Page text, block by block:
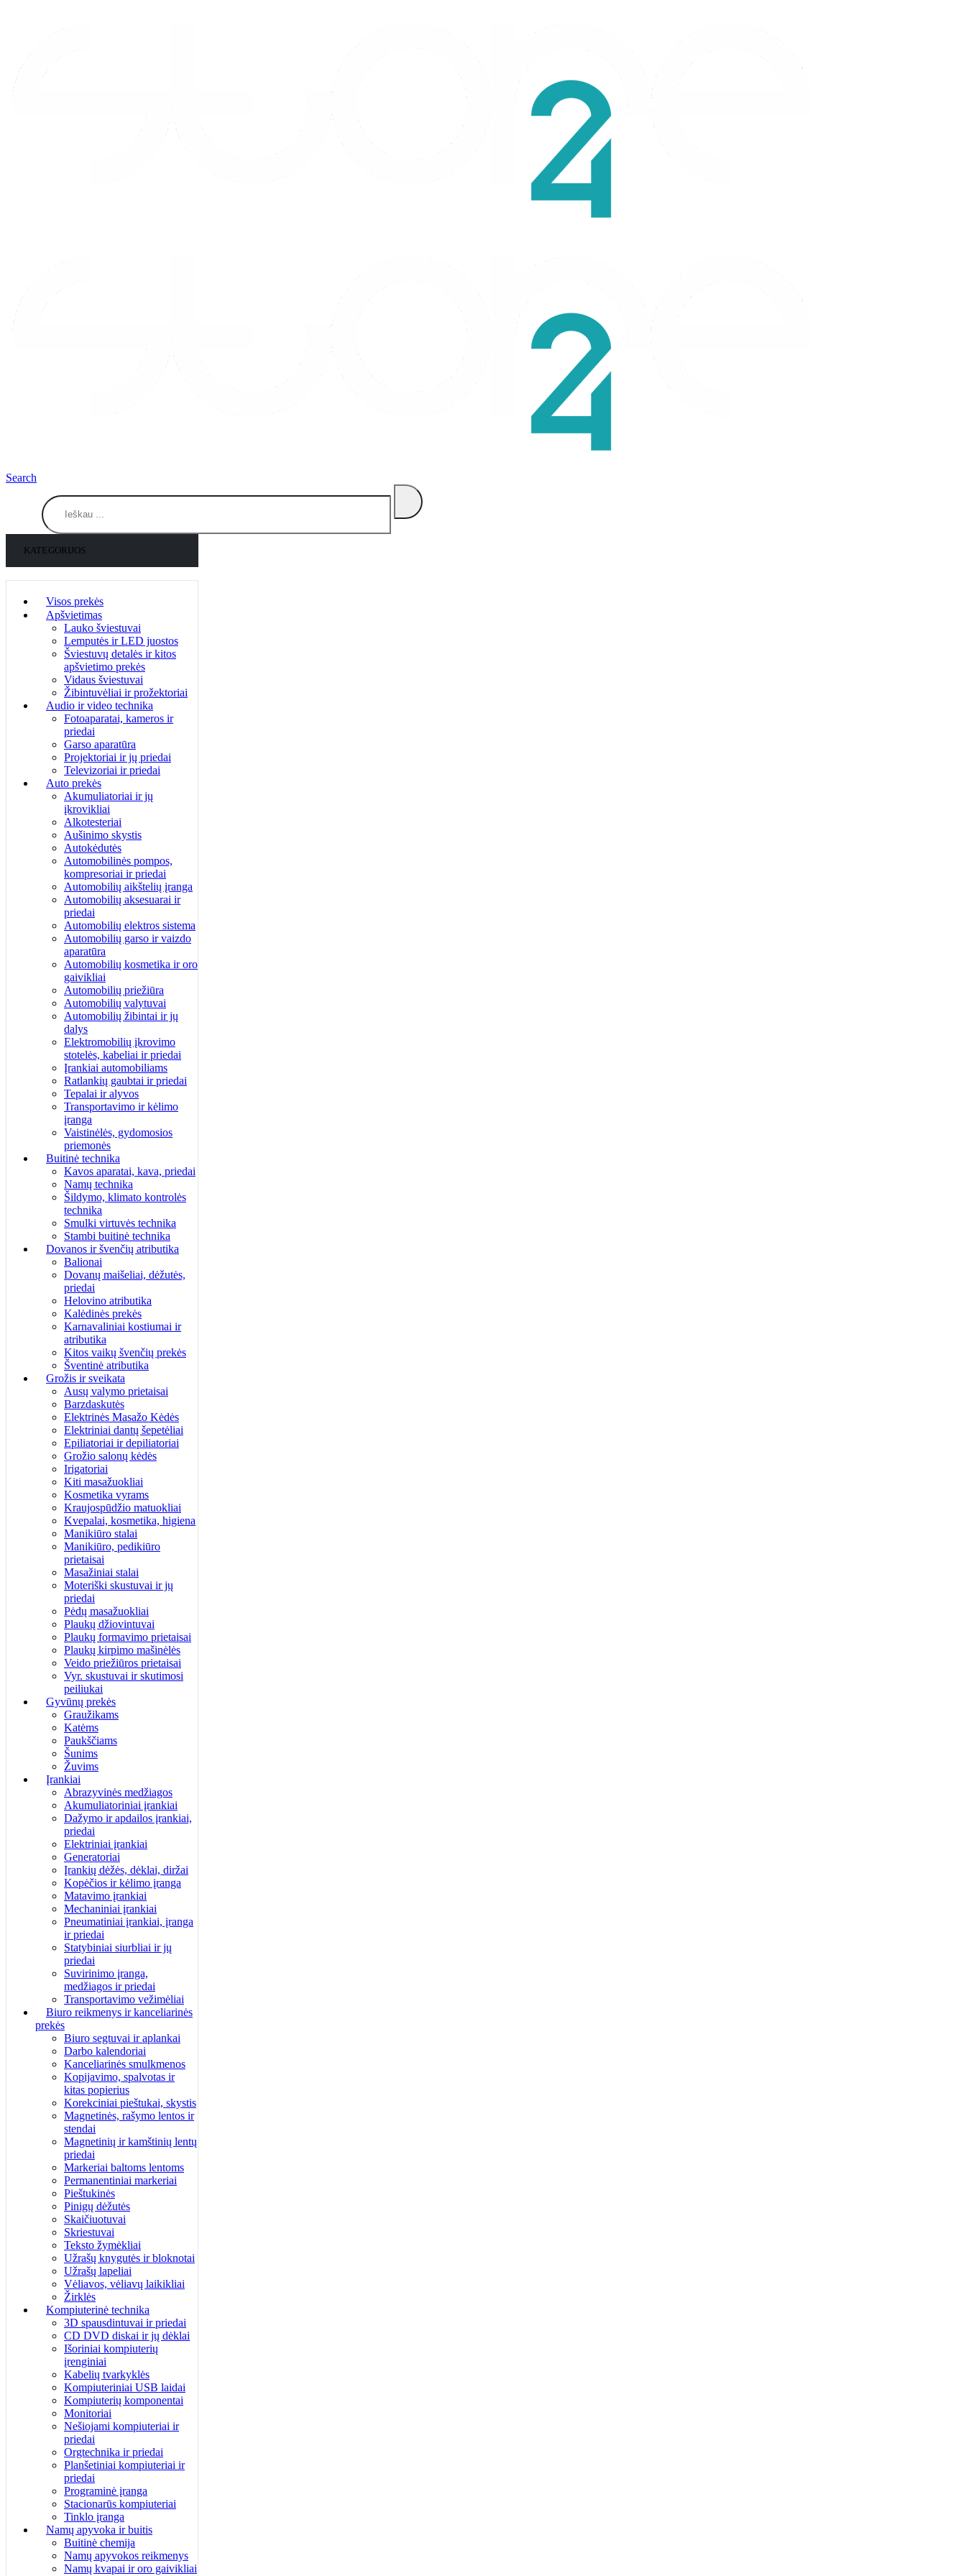
Search
KATEGORIJOS
Visos prekės
Apšvietimas
Lauko šviestuvai
Lemputės ir LED juostos
Šviestuvų detalės ir kitos
apšvietimo prekės
Vidaus šviestuvai
Žibintuvėliai ir prožektoriai
Audio ir video technika
Fotoaparatai, kameros ir
priedai
Garso aparatūra
Projektoriai ir jų priedai
Televizoriai ir priedai
Auto prekės
Akumuliatoriai ir jų
įkrovikliai
Alkotesteriai
Aušinimo skystis
Autokėdutės
Automobilinės pompos,
kompresoriai ir priedai
Automobilių aikštelių įranga
Automobilių aksesuarai ir
priedai
Automobilių elektros sistema
Automobilių garso ir vaizdo
aparatūra
Automobilių kosmetika ir oro
gaivikliai
Automobilių priežiūra
Automobilių valytuvai
Automobilių žibintai ir jų
dalys
Elektromobilių įkrovimo
stotelės, kabeliai ir priedai
Įrankiai automobiliams
Ratlankių gaubtai ir priedai
Tepalai ir alyvos
Transportavimo ir kėlimo
įranga
Vaistinėlės, gydomosios
priemonės
Buitinė technika
Kavos aparatai, kava, priedai
Namų technika
Šildymo, klimato kontrolės
technika
Smulki virtuvės technika
Stambi buitinė technika
Dovanos ir švenčių atributika
Balionai
Dovanų maišeliai, dėžutės,
priedai
Helovino atributika
Kalėdinės prekės
Karnavaliniai kostiumai ir
atributika
Kitos vaikų švenčių prekės
Šventinė atributika
Grožis ir sveikata
Ausų valymo prietaisai
Barzdaskutės
Elektrinės Masažo Kėdės
Elektriniai dantų šepetėliai
Epiliatoriai ir depiliatoriai
Grožio salonų kėdės
Irigatoriai
Kiti masažuokliai
Kosmetika vyrams
Kraujospūdžio matuokliai
Kvepalai, kosmetika, higiena
Manikiūro stalai
Manikiūro, pedikiūro
prietaisai
Masažiniai stalai
Moteriški skustuvai ir jų
priedai
Pėdų masažuokliai
Plaukų džiovintuvai
Plaukų formavimo prietaisai
Plaukų kirpimo mašinėlės
Veido priežiūros prietaisai
Vyr. skustuvai ir skutimosi
peiliukai
Gyvūnų prekės
Graužikams
Katėms
Paukščiams
Šunims
Žuvims
Įrankiai
Abrazyvinės medžiagos
Akumuliatoriniai įrankiai
Dažymo ir apdailos įrankiai,
priedai
Elektriniai įrankiai
Generatoriai
Įrankių dėžės, dėklai, diržai
Kopėčios ir kėlimo įranga
Matavimo įrankiai
Mechaniniai įrankiai
Pneumatiniai įrankiai, įranga
ir priedai
Statybiniai siurbliai ir jų
priedai
Suvirinimo įranga,
medžiagos ir priedai
Transportavimo vežimėliai
Biuro reikmenys ir kanceliarinės
prekės
Biuro segtuvai ir aplankai
Darbo kalendoriai
Kanceliarinės smulkmenos
Kopijavimo, spalvotas ir
kitas popierius
Korekciniai pieštukai, skystis
Magnetinės, rašymo lentos ir
stendai
Magnetinių ir kamštinių lentų
priedai
Markeriai baltoms lentoms
Permanentiniai markeriai
Pieštukinės
Pinigų dėžutės
Skaičiuotuvai
Skriestuvai
Teksto žymėkliai
Užrašų knygutės ir bloknotai
Užrašų lapeliai
Vėliavos, vėliavų laikikliai
Žirklės
Kompiuterinė technika
3D spausdintuvai ir priedai
CD DVD diskai ir jų dėklai
Išoriniai kompiuterių
įrenginiai
Kabelių tvarkyklės
Kompiuteriniai USB laidai
Kompiuterių komponentai
Monitoriai
Nešiojami kompiuteriai ir
priedai
Orgtechnika ir priedai
Planšetiniai kompiuteriai ir
priedai
Programinė įranga
Stacionarūs kompiuteriai
Tinklo įranga
Namų apyvoka ir buitis
Buitinė chemija
Namų apyvokos reikmenys
Namų kvapai ir oro gaivikliai